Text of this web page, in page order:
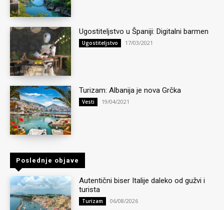
Ugostiteljstvo u Španiji: Digitalni barmen
Ugostiteljstvo 17/03/2021
Turizam: Albanija je nova Grčka
Vesti 19/04/2021
Poslednje objave
Autentični biser Italije daleko od gužvi i
turista
Turizam 06/08/2026